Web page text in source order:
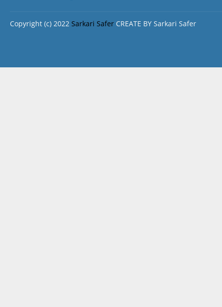
Copyright (c) 2022 Sarkari Safer CREATE BY Sarkari Safer